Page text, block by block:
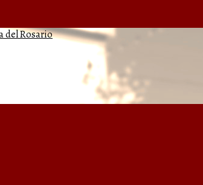
del Rosario